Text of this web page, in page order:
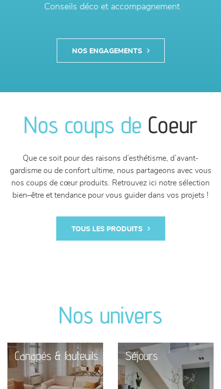
Conseils déco et accompagnement
NOS ENGAGEMENTS
Nos coups de Coeur
Que ce soit pour des raisons d’esthétisme, d’avant-
gardisme ou de confort ultime, nous partageons avec vous
nos coups de cœur produits. Retrouvez ici notre sélection
bien–être et tendance pour vous guider dans vos projets !
TOUS LES PRODUITS
Nos univers
Canapés & fauteuils Séjours